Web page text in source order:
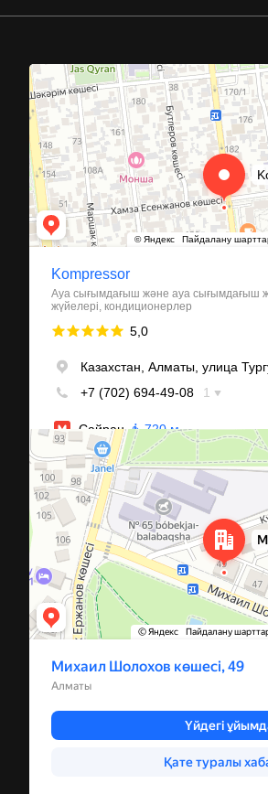
Kompressor
Компрессоры и компрессорное
Системы вентиляции в Алматы
Алматы
Улица Михаила Шолохова, 49 — Яндекс